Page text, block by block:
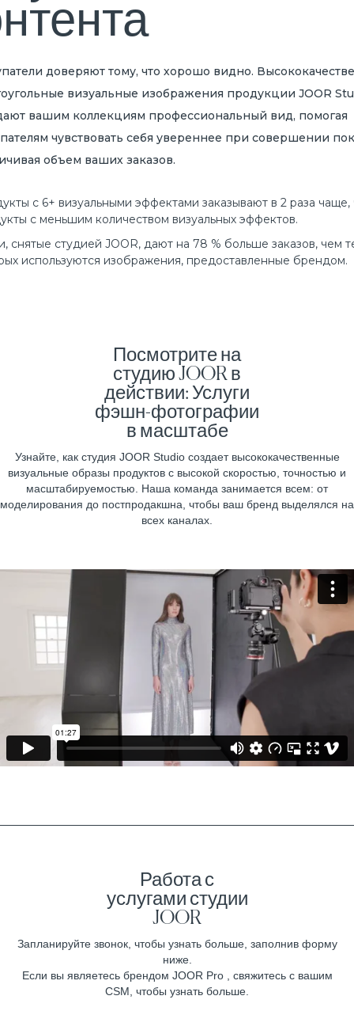
доверяют тому, что хорошо видно.
визуальные изображения продукции JOOR
вашим коллекциям профессиональный вид, помогая
чувствовать себя увереннее при совершении
объем ваших заказов.
с 6+ визуальными эффектами заказывают в 2 раза чаще,
с меньшим количеством визуальных эффектов.
снятые студией JOOR, дают на 78 % больше заказов, чем
используются изображения, предоставленные брендом.
Посмотрите на
студию JOOR в
действии: Услуги
фэшн-фотографии
в масштабе
Узнайте, как студия JOOR Studio создает высококачественные
визуальные образы продуктов с высокой скоростью, точностью и
масштабируемостью. Наша команда занимается всем: от
моделирования до постпродакшна, чтобы ваш бренд выделялся на
всех каналах.
Работа с
услугами студии
JOOR
Запланируйте звонок, чтобы узнать больше, заполнив форму
ниже.
Если вы являетесь брендом JOOR Pro , свяжитесь с вашим
CSM, чтобы узнать больше.